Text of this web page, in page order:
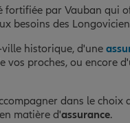
par Vauban qui
besoins des
historique, d'une
vos proches, ou encore
dans le
matière d'assurance.